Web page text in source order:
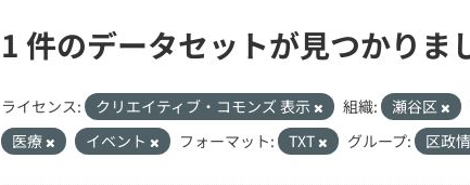
1 件のデータセットが見つかりま
ライセンス: クリエイティブ・コモンズ 表示 組織: 瀬谷区
医療
イベント フォーマット: TXT グループ: 区政